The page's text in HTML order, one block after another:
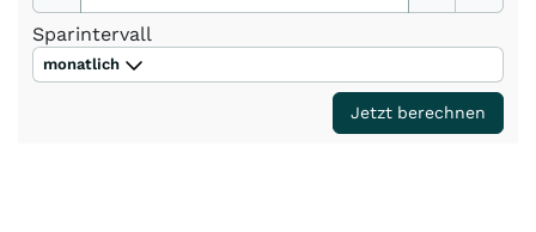
Sparintervall
monatlich
Jetzt berechnen